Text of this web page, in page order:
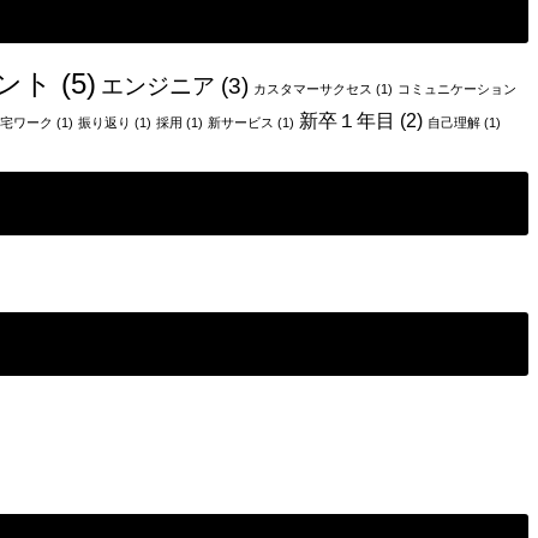
ト (5) エンジニア (3) カスタマーサクセス (1) コミュニケーション
ワーク (1) 振り返り (1) 採用 (1) 新サービス (1) 新卒１年目 (2) 自己理解 (1)